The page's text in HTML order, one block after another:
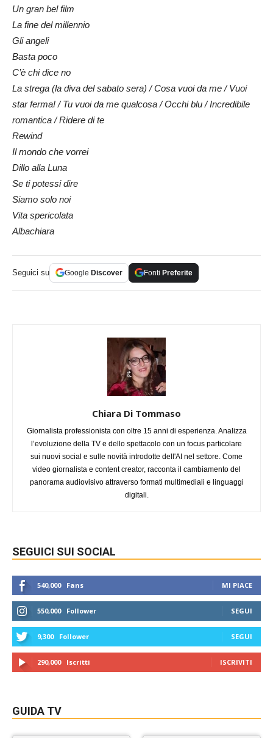
Un gran bel film
La fine del millennio
Gli angeli
Basta poco
C’è chi dice no
La strega (la diva del sabato sera) / Cosa vuoi da me / Vuoi
star ferma! / Tu vuoi da me qualcosa / Occhi blu / Incredibile
romantica / Ridere di te
Rewind
Il mondo che vorrei
Dillo alla Luna
Se ti potessi dire
Siamo solo noi
Vita spericolata
Albachiara
Seguici su Google Discover Fonti Preferite
Chiara Di Tommaso
Giornalista professionista con oltre 15 anni di esperienza. Analizza
l’evoluzione della TV e dello spettacolo con un focus particolare
sui nuovi social e sulle novità introdotte dell'AI nel settore. Come
video giornalista e content creator, racconta il cambiamento del
panorama audiovisivo attraverso formati multimediali e linguaggi
digitali.
SEGUICI SUI SOCIAL
540,000 Fans MI PIACE
550,000 Follower SEGUI
9,300 Follower SEGUI
290,000 Iscritti ISCRIVITI
GUIDA TV